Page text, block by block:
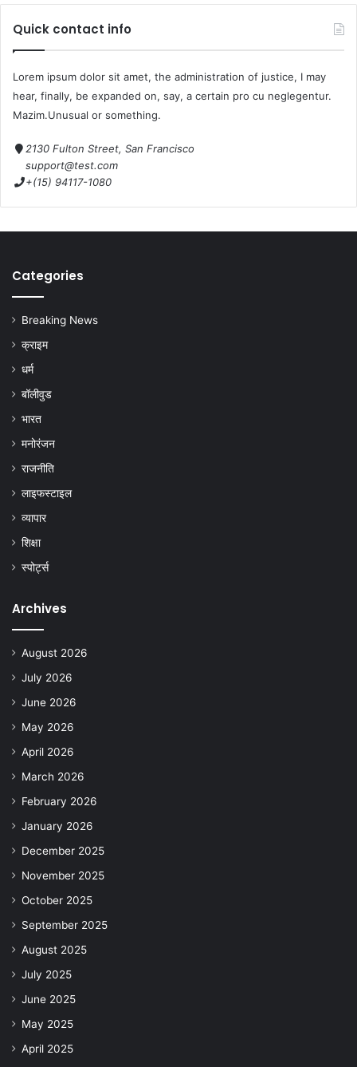
Quick contact info
Lorem ipsum dolor sit amet, the administration of justice, I may
hear, finally, be expanded on, say, a certain pro cu neglegentur.
Mazim.Unusual or something.
2130 Fulton Street, San Francisco
support@test.com
+(15) 94117-1080
Categories
Breaking News
क्राइम
धर्म
बॉलीवुड
भारत
मनोरंजन
राजनीति
लाइफस्टाइल
व्यापार
शिक्षा
स्पोर्ट्स
Archives
August 2026
July 2026
June 2026
May 2026
April 2026
March 2026
February 2026
January 2026
December 2025
November 2025
October 2025
September 2025
August 2025
July 2025
June 2025
May 2025
April 2025